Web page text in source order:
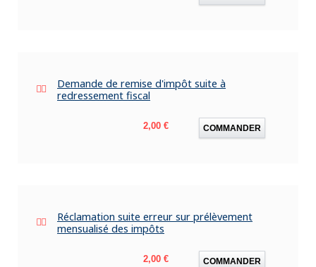
Demande de remise d'impôt suite à
redressement fiscal
Prix
2,00 € COMMANDER
Réclamation suite erreur sur prélèvement
mensualisé des impôts
Prix
2,00 € COMMANDER